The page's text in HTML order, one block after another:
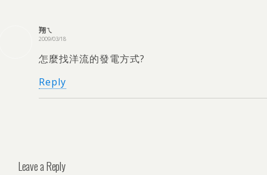
翔ㄟ
2009/03/18
怎麼找洋流的發電方式?
Reply
Leave a Reply